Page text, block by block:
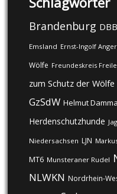
Brandenburg
Emsland Ernst-Ingolf
Wölfe Freundeskreis
zum Schutz der Wölfe
GzSdW Helmut
Herdenschutzhunde
Niedersachsen LJN
MT6 Munsteraner Rudel
NLWKN Nordrhein-